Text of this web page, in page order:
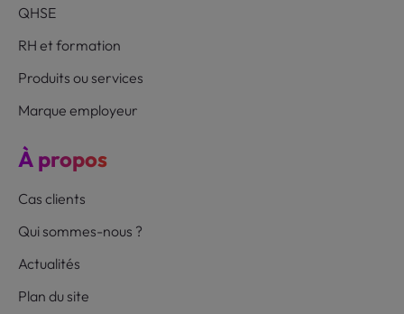
QHSE
RH et formation
Produits ou services
Marque employeur
À propos
Cas clients
Qui sommes-nous ?
Actualités
Plan du site